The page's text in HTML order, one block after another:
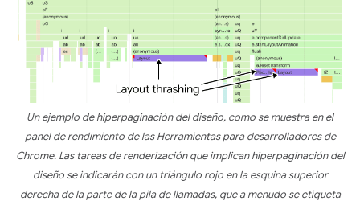
Un ejemplo de hiperpaginación del diseño, como se muestra en el
panel de rendimiento de las Herramientas para desarrolladores de
Chrome. Las tareas de renderización que implican hiperpaginación del
diseño se indicarán con un triángulo rojo en la esquina superior
derecha de la parte de la pila de llamadas, que a menudo se etiqueta